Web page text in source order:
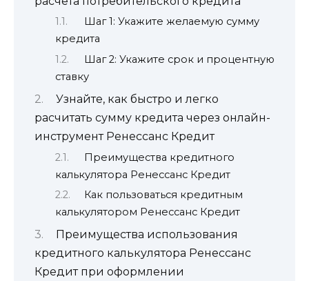
Шаг 1: Укажите желаемую сумму
кредита
Шаг 2: Укажите срок и процентную
ставку
Узнайте, как быстро и легко
расчитать сумму кредита через онлайн-
инструмент Ренессанс Кредит
Преимущества кредитного
калькулятора Ренессанс Кредит
Как пользоваться кредитным
калькулятором Ренессанс Кредит
Преимущества использования
кредитного калькулятора Ренессанс
Кредит при оформлении